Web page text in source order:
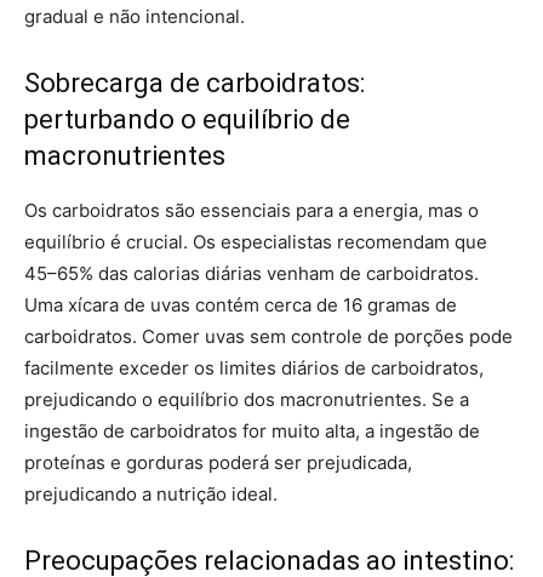
gradual e não intencional.
Sobrecarga de carboidratos:
perturbando o equilíbrio de
macronutrientes
Os carboidratos são essenciais para a energia, mas o
equilíbrio é crucial. Os especialistas recomendam que
45–65% das calorias diárias venham de carboidratos.
Uma xícara de uvas contém cerca de 16 gramas de
carboidratos. Comer uvas sem controle de porções pode
facilmente exceder os limites diários de carboidratos,
prejudicando o equilíbrio dos macronutrientes. Se a
ingestão de carboidratos for muito alta, a ingestão de
proteínas e gorduras poderá ser prejudicada,
prejudicando a nutrição ideal.
Preocupações relacionadas ao intestino: